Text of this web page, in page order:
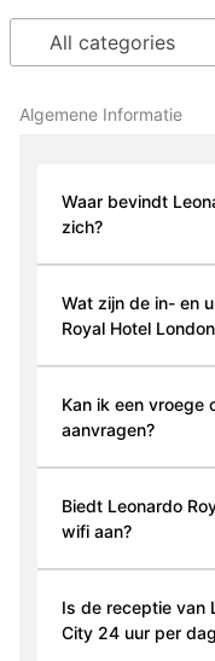
Algemene Informatie
Waar bevindt
zich?
Wat zijn de in- en
Royal Hotel
Kan ik een vroege
aanvragen?
Biedt Leonardo
wifi aan?
Is de receptie van
City 24 uur per